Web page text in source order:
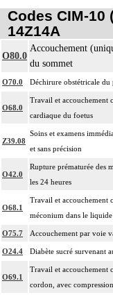
Codes CIM-10
14Z14A
O80.0
Accouchement
du sommet
O70.0 Déchirure obstétricale
O68.0
Travail et accouchement
cardiaque du foetus
Z39.08
Soins et examens
et sans précision
O42.0
Rupture prématurée des
les 24 heures
O68.1
Travail et accouchement
méconium dans le
O75.7 Accouchement par voie
O24.4 Diabète sucré survenant
O69.1
Travail et accouchement
cordon, avec compression